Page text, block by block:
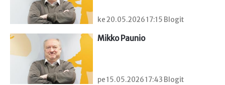
ke 20.05.2026 17:15 Blogit
Mikko Paunio
pe 15.05.2026 17:43 Blogit